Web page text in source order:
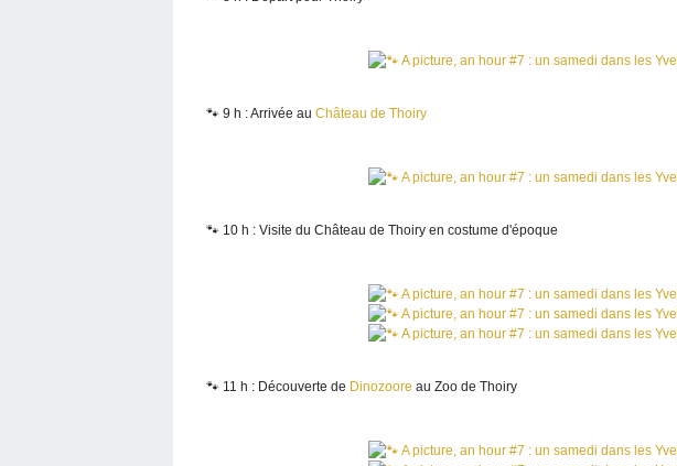
🐾 9 h : Arrivée au Château de Thoiry
🐾 10 h : Visite du Château de Thoiry en costume d'époque
🐾 11 h : Découverte de Dinozoore au Zoo de Thoiry